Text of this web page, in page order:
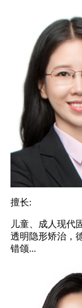
擅长:
儿童、成人现代
透明隐形矫治，
错颌...